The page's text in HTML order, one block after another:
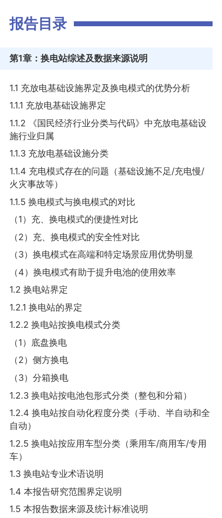
报告目录
第1章 ：换电站综述及数据来源说明
1.1 充放电基础设施界定及换电模式的优势分析
1.1.1 充放电基础设施界定
1.1.2 《国民经济行业分类与代码》中充放电基础设
施行业归属
1.1.3 充放电基础设施分类
1.1.4 充电模式存在的问题（基础设施不足/充电慢/
火灾事故等）
1.1.5 换电模式与换电模式的对比
（1）充、换电模式的便捷性对比
（2）充、换电模式的安全性对比
（3）换电模式在高端和特定场景应用优势明显
（4）换电模式有助于提升电池的使用效率
1.2 换电站界定
1.2.1 换电站的界定
1.2.2 换电站按换电模式分类
（1）底盘换电
（2）侧方换电
（3）分箱换电
1.2.3 换电站按电池包形式分类（整包和分箱）
1.2.4 换电站按自动化程度分类（手动、半自动和全
自动）
1.2.5 换电站按应用车型分类（乘用车/商用车/专用
车）
1.3 换电站专业术语说明
1.4 本报告研究范围界定说明
1.5 本报告数据来源及统计标准说明